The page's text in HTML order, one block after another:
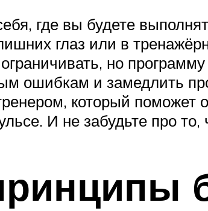
где вы будете
глаз или в
но
ошибкам и замедлить
который
И не забудьте про то,